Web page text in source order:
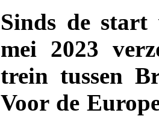
Sinds de
mei 2023
trein tussen
Voor de